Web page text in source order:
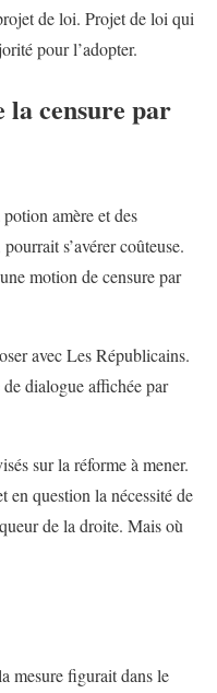
de loi. Projet de loi qui
pour l’adopter.
la censure par
amère et des
s’avérer coûteuse.
motion de censure par
avec Les Républicains.
dialogue affichée par
sur la réforme à mener.
en question la nécessité de
de la droite. Mais où
mesure figurait dans le